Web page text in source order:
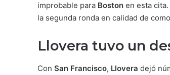
improbable para Boston en esta
la segunda ronda en calidad de
Llovera tuvo un
Con San Francisco, Llovera dejó